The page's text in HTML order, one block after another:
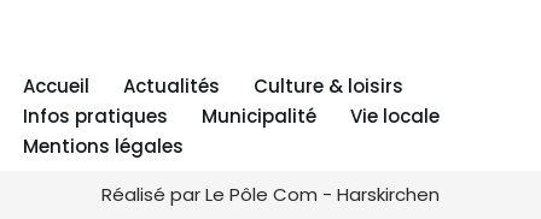
Accueil Actualités
Culture & loisirs
Infos pratiques
Municipalité
Vie locale
Mentions légales
Réalisé par Le Pôle Com - Harskirchen